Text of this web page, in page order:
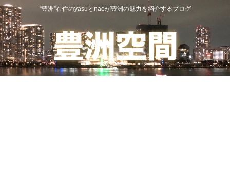
“豊洲”在住のyasuとnaoが豊洲の魅力を紹介するブログ